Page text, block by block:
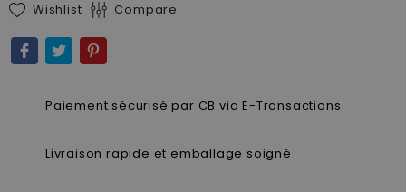
Wishlist
Compare
Paiement sécurisé par CB via E-Transactions
Livraison rapide et emballage soigné